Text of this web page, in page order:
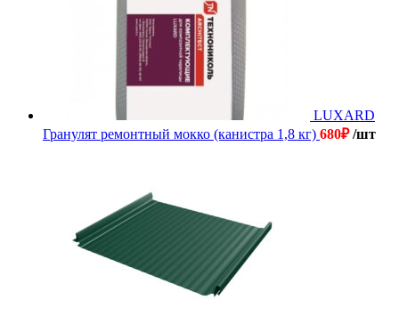
LUXARD
Гранулят ремонтный мокко (канистра 1,8 кг) 680₽/шт